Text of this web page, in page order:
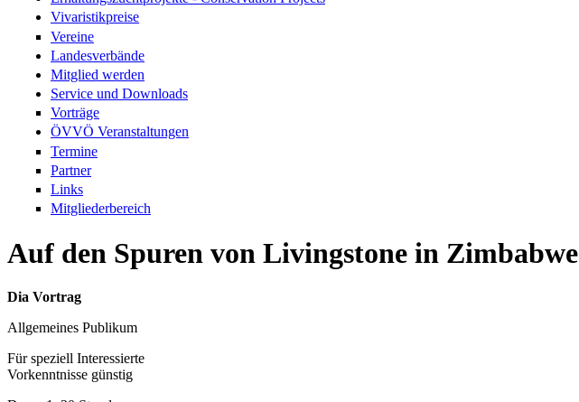
Vivaristikpreise
Vereine
Landesverbände
Mitglied werden
Service und Downloads
Vorträge
ÖVVÖ Veranstaltungen
Termine
Partner
Links
Mitgliederbereich
Auf den Spuren von Livingstone in Zimbabwe
Dia Vortrag
Allgemeines Publikum
Für speziell Interessierte
Vorkenntnisse günstig